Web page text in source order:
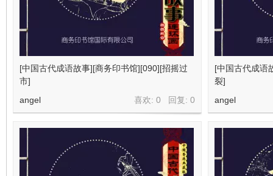
[中国古代成语故事][商务印书馆][090][招摇过
市]
喜欢: 0 回复: 0
angel
[中国古代成语
裂]
angel